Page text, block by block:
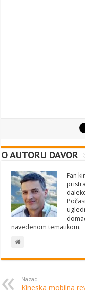
O AUTORU DAVOR
Fan
navedenom tematikom.
Nazad
Kineska mobilna